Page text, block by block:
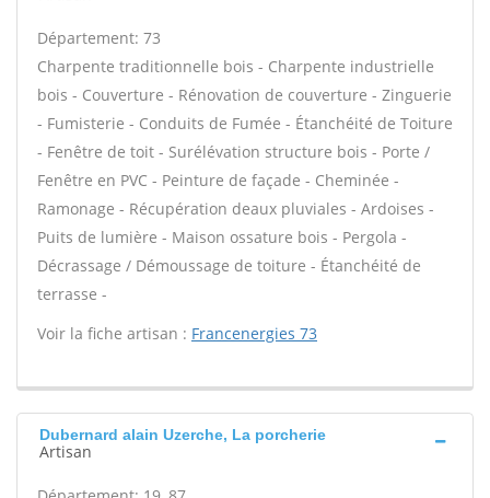
Département: 73
Charpente traditionnelle bois - Charpente industrielle
bois - Couverture - Rénovation de couverture - Zinguerie
- Fumisterie - Conduits de Fumée - Étanchéité de Toiture
- Fenêtre de toit - Surélévation structure bois - Porte /
Fenêtre en PVC - Peinture de façade - Cheminée -
Ramonage - Récupération deaux pluviales - Ardoises -
Puits de lumière - Maison ossature bois - Pergola -
Décrassage / Démoussage de toiture - Étanchéité de
terrasse -
Voir la fiche artisan : Francenergies 73
Dubernard alain Uzerche, La porcherie
Artisan